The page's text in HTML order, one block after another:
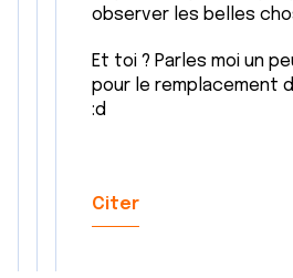
observer les belles
Et toi ? Parles moi un
pour le remplacement
:d
Citer